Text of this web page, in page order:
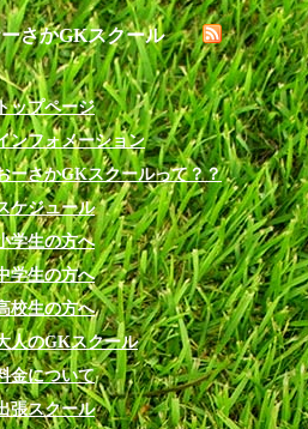
さかGKスクール
ップページ
ンフォメーション
ーさかGKスクールって？？
ケジュール
学生の方へ
学生の方へ
校生の方へ
人のGKスクール
金について
張スクール